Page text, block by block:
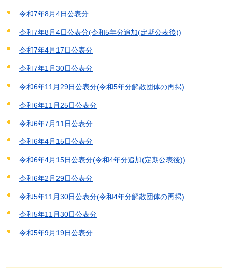
令和7年8月4日公表分
令和7年8月4日公表分(令和5年分追加(定期公表後))
令和7年4月17日公表分
令和7年1月30日公表分
令和6年11月29日公表分(令和5年分解散団体の再掲)
令和6年11月25日公表分
令和6年7月11日公表分
令和6年4月15日公表分
令和6年4月15日公表分(令和4年分追加(定期公表後))
令和6年2月29日公表分
令和5年11月30日公表分(令和4年分解散団体の再掲)
令和5年11月30日公表分
令和5年9月19日公表分